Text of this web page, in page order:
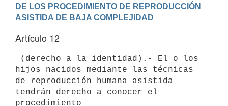
DE LOS PROCEDIMIENTO DE REPRODUCCIÓN
ASISTIDA DE BAJA COMPLEJIDAD
Artículo 12
hijos nacidos mediante las técnicas
de reproducción humana asistida
tendrán derecho a conocer el
procedimiento